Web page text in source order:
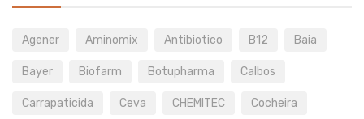
Agener Aminomix Antibiotico B12 Baia
Bayer Biofarm Botupharma Calbos
Carrapaticida Ceva CHEMITEC Cocheira